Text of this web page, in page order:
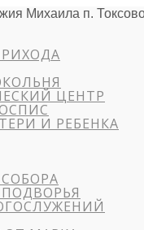
Михаила п.
ЦЕНТР
И РЕБЕНКА